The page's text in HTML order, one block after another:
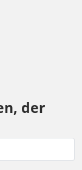
der